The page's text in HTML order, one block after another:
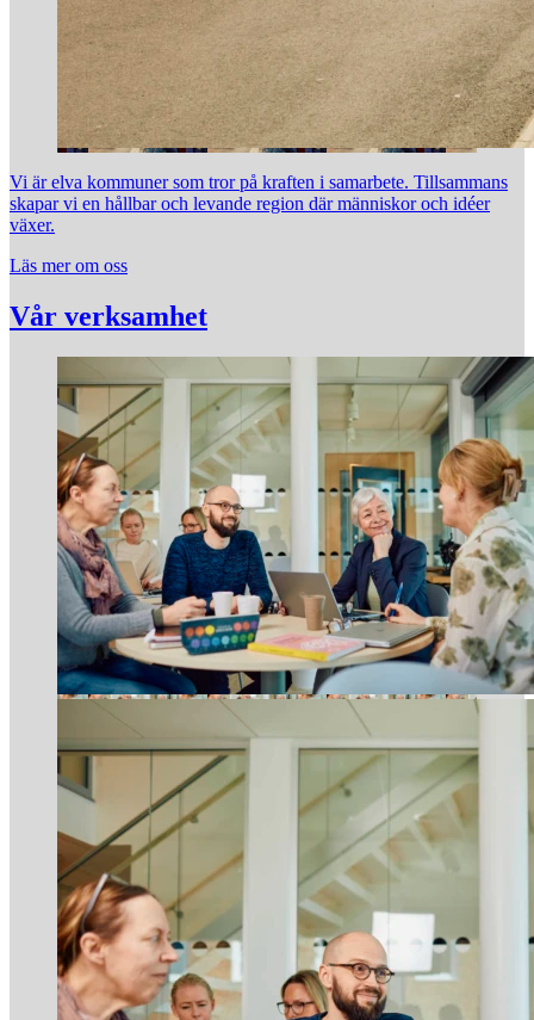
Vi är elva kommuner som tror på kraften i samarbete. Tillsammans
skapar vi en hållbar och levande region där människor och idéer
växer.
Läs mer om oss
Vår verksamhet